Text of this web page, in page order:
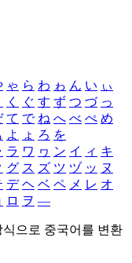
ゃ ら わ ゎ ん い ぃ
く ぐ す ず つ づ っ
て で ね へ べ ぺ め
よ ょ ろ を
ラ ワ ヮ ン イ ィ キ
グ ス ズ ツ ヅ ッ ヌ
デ ヘ ベ ペ メ レ オ
ロ ヲ ―
으로 중국어를 변환